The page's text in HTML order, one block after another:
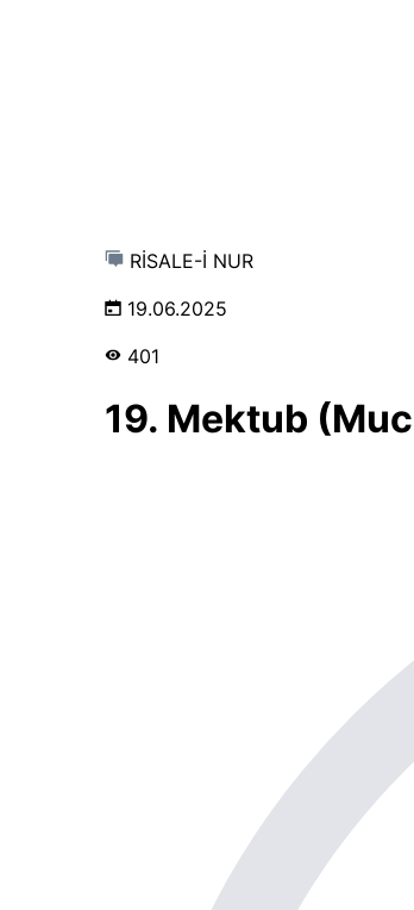
RİSALE-İ NUR
19.06.2025
401
19. Mektub